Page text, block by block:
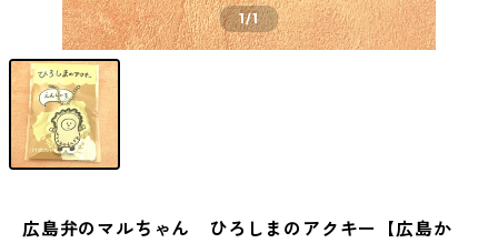
1/1
広島弁のマルちゃん ひろしまのアクキー【広島か